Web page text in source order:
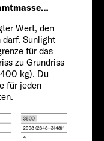
Wert, den
darf. Sunlight
für das
zu Grundriss
kg). Du
für jeden